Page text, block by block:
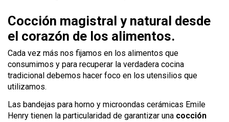
Cocción magistral y natural desde
el corazón de los alimentos.
Cada vez más nos fijamos en los alimentos que
consumimos y para recuperar la verdadera cocina
tradicional debemos hacer foco en los utensilios que
utilizamos.
Las bandejas para horno y microondas cerámicas Emile
Henry tienen la particularidad de garantizar una cocción